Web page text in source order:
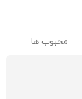
محبوب ها